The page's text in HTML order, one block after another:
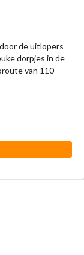
de uitlopers
dorpjes in de
van 110